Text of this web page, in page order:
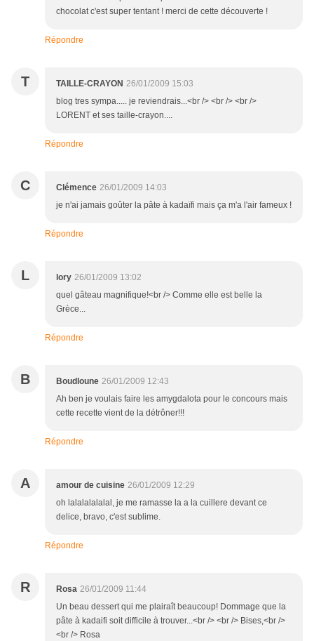
chocolat c'est super tentant ! merci de cette découverte !
Répondre
T TAILLE-CRAYON 26/01/2009 15:03
blog tres sympa..... je reviendrais...<br /> <br /> <br />
LORENT et ses taille-crayon....
Répondre
C Clémence 26/01/2009 14:03
je n'ai jamais goûter la pâte à kadaïfi mais ça m'a l'air fameux !
Répondre
L lory 26/01/2009 13:02
quel gâteau magnifique!<br /> Comme elle est belle la
Grèce...
Répondre
B Boudloune 26/01/2009 12:43
Ah ben je voulais faire les amygdalota pour le concours mais
cette recette vient de la détrôner!!!
Répondre
A amour de cuisine 26/01/2009 12:29
oh lalalalalalal, je me ramasse la a la cuillere devant ce
delice, bravo, c'est sublime.
Répondre
R Rosa 26/01/2009 11:44
Un beau dessert qui me plairaît beaucoup! Dommage que la
pâte à kadaifi soit difficile à trouver...<br /> <br /> Bises,<br />
<br /> Rosa